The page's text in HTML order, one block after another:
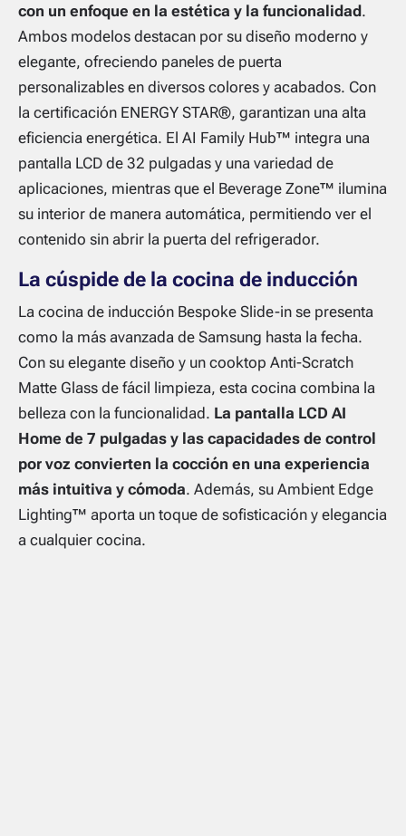
con un enfoque en la estética y la funcionalidad.
Ambos modelos destacan por su diseño moderno y
elegante, ofreciendo paneles de puerta
personalizables en diversos colores y acabados. Con
la certificación ENERGY STAR®, garantizan una alta
eficiencia energética. El AI Family Hub™ integra una
pantalla LCD de 32 pulgadas y una variedad de
aplicaciones, mientras que el Beverage Zone™ ilumina
su interior de manera automática, permitiendo ver el
contenido sin abrir la puerta del refrigerador.
La cúspide de la cocina de inducción
La cocina de inducción Bespoke Slide-in se presenta
como la más avanzada de Samsung hasta la fecha.
Con su elegante diseño y un cooktop Anti-Scratch
Matte Glass de fácil limpieza, esta cocina combina la
belleza con la funcionalidad. La pantalla LCD AI
Home de 7 pulgadas y las capacidades de control
por voz convierten la cocción en una experiencia
más intuitiva y cómoda. Además, su Ambient Edge
Lighting™ aporta un toque de sofisticación y elegancia
a cualquier cocina.